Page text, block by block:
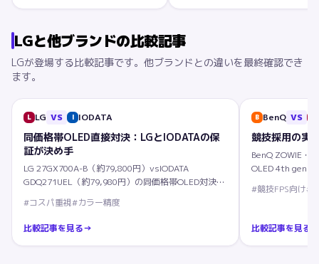
LGと他ブランドの比較記事
LGが登場する比較記事です。他ブランドとの違いを最終確認でき
ます。
L LG VS I IODATA
同価格帯OLED直接対決：LGとIODATAの保
証が決め手
LG 27GX700A-B（約79,800円）vsIODATA
GDQ271UEL（約79,980円）の同価格帯OLED対決と
#コスパ重視#カラー精度
比較記事を見る→
B BenQ VS
競技採用の実
BenQ ZOWIE・
OLED 4th gen・
#競技FPS向け#
比較記事を見る